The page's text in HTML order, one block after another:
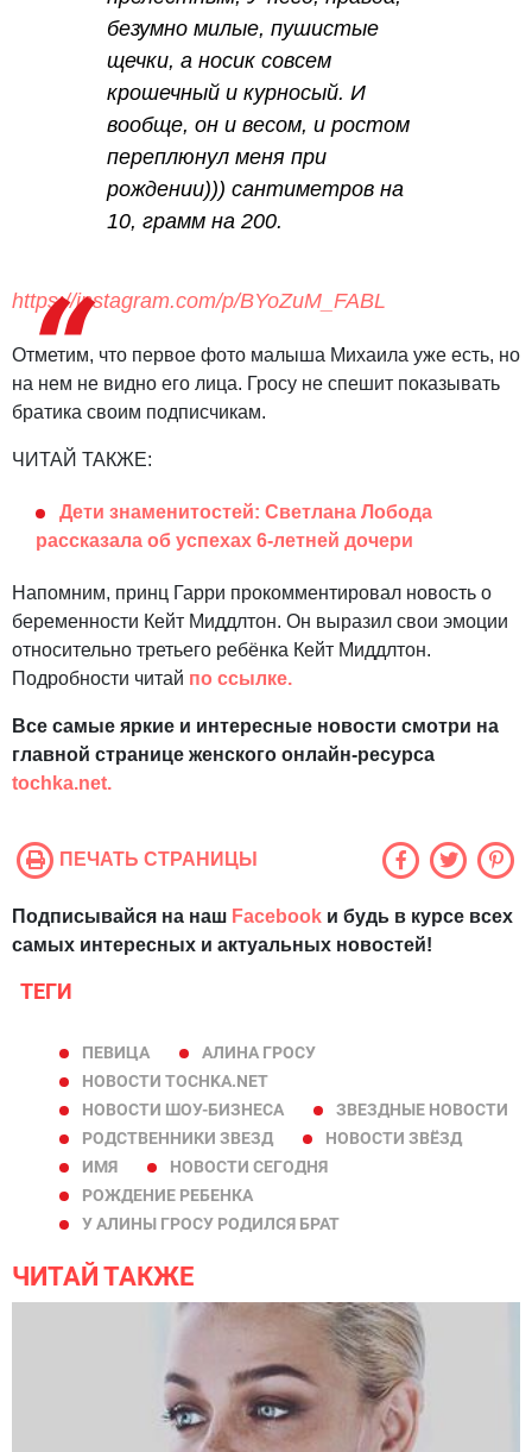
безумно милые, пушистые
щечки, а носик совсем
крошечный и курносый. И
вообще, он и весом, и ростом
переплюнул меня при
рождении))) сантиметров на
10, грамм на 200.
https://instagram.com/p/BYoZuM_FABL
Отметим, что первое фото малыша Михаила уже есть, но
на нем не видно его лица. Гросу не спешит показывать
братика своим подписчикам.
ЧИТАЙ ТАКЖЕ:
Дети знаменитостей: Светлана Лобода
рассказала об успехах 6-летней дочери
Напомним, принц Гарри прокомментировал новость о
беременности Кейт Миддлтон. Он выразил свои эмоции
относительно третьего ребёнка Кейт Миддлтон.
Подробности читай по ссылке.
Все самые яркие и интересные новости смотри на
главной странице женского онлайн-ресурса
tochka.net.
ПЕЧАТЬ СТРАНИЦЫ
Подписывайся на наш Facebook и будь в курсе всех
самых интересных и актуальных новостей!
ТЕГИ
ПЕВИЦА
АЛИНА ГРОСУ
НОВОСТИ TOCHKA.NET
НОВОСТИ ШОУ-БИЗНЕСА
ЗВЕЗДНЫЕ НОВОСТИ
РОДСТВЕННИКИ ЗВЕЗД
НОВОСТИ ЗВЁЗД
ИМЯ
НОВОСТИ СЕГОДНЯ
РОЖДЕНИЕ РЕБЕНКА
У АЛИНЫ ГРОСУ РОДИЛСЯ БРАТ
ЧИТАЙ ТАКЖЕ